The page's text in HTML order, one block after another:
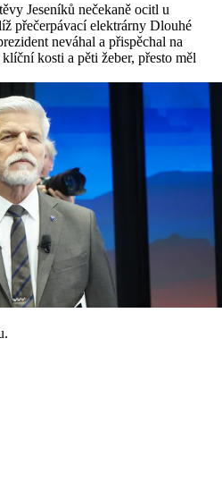
Jeseníků nečekaně ocitl u
přečerpávací elektrárny Dlouhé
neváhal a přispěchal na
kosti a pěti žeber, přesto měl